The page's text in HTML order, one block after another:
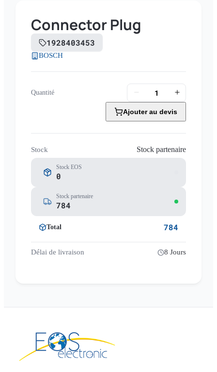
Connector Plug
1928403453
BOSCH
Quantité
Ajouter au devis
Stock Stock partenaire
Stock EOS
0
Stock partenaire
784
Total 784
Délai de livraison 8 Jours